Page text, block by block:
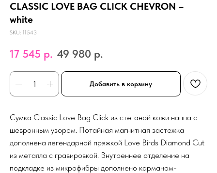
CLASSIC LOVE BAG CLICK CHEVRON –
white
SKU: 11543
17 545 р. 49 980 р.
Добавить в корзину
Сумка Classic Love Bag Click из стеганой кожи наппа с
шевронным узором. Потайная магнитная застежка
дополнена легендарной пряжкой Love Birds Diamond Cut
из металла с гравировкой. Внутреннее отделение на
подкладке из микрофибры дополнено карманом-